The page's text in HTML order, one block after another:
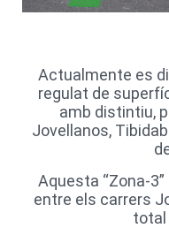
Actualmente es
regulat de
amb distintiu,
Jovellanos,
Aquesta “Zona-
entre els carrers
total